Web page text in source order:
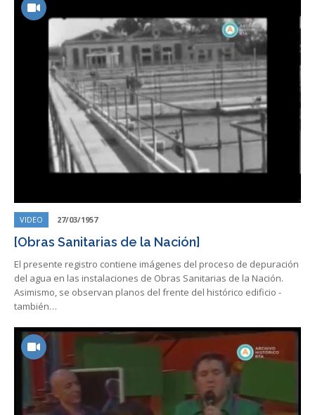
VIDEO 27/03/1957
[Obras Sanitarias de la Nación]
El presente registro contiene imágenes del proceso de depuración
del agua en las instalaciones de Obras Sanitarias de la Nación.
Asimismo, se observan planos del frente del histórico edificio -
también…